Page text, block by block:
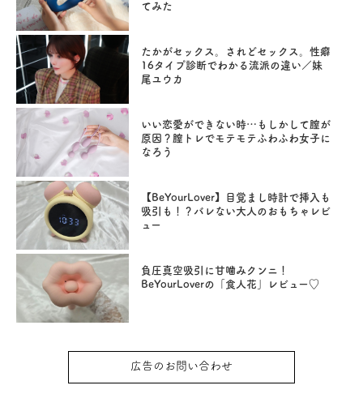
てみた
たかがセックス。されどセックス。性癖
16タイプ診断でわかる流派の違い／妹
尾ユウカ
いい恋愛ができない時…もしかして膣が
原因？膣トレでモテモテふわふわ女子に
なろう
【BeYourLover】目覚まし時計で挿入も
吸引も！？バレない大人のおもちゃレビ
ュー
負圧真空吸引に甘噛みクンニ！
BeYourLoverの「食人花」レビュー♡
広告のお問い合わせ